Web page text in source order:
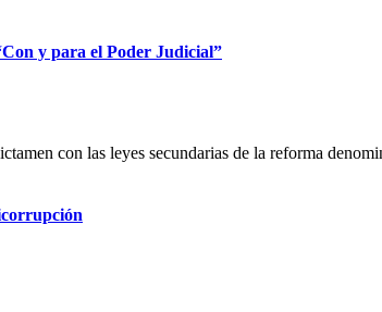
y para el Poder Judicial”
con las leyes secundarias de la reforma